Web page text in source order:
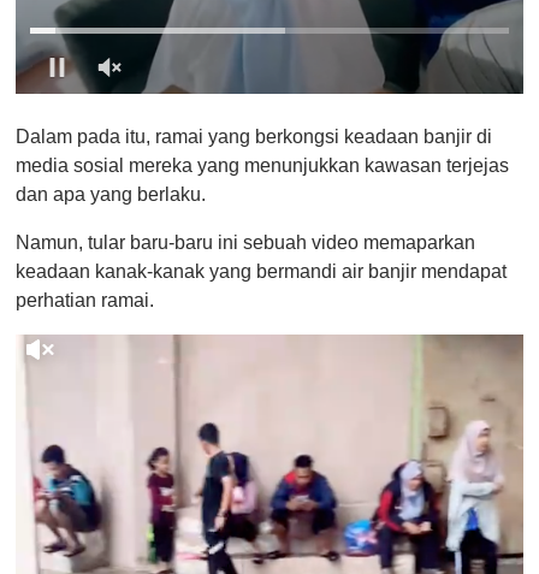
f
1
i
u
e
,
0
Dalam pada itu, ramai yang berkongsi keadaan banjir di
media sosial mereka yang menunjukkan kawasan terjejas
dan apa yang berlaku.
Namun, tular baru-baru ini sebuah video memaparkan
keadaan kanak-kanak yang bermandi air banjir mendapat
perhatian ramai.